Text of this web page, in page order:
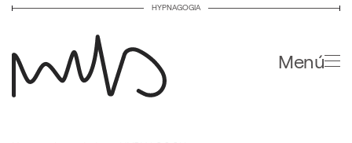
Ir al contenido principal
HYPNAGOGIA
Menú